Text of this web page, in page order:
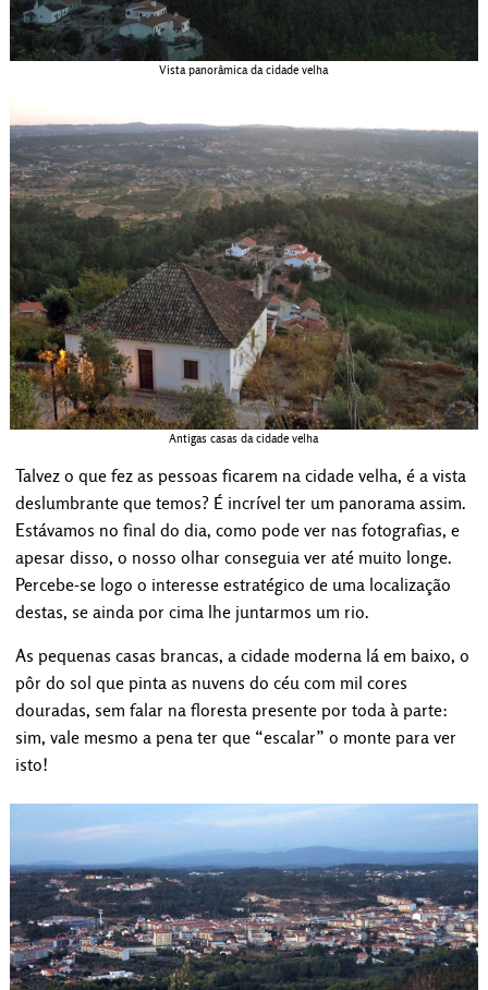
Vista panorâmica da cidade velha
Antigas casas da cidade velha
Talvez o que fez as pessoas ficarem na cidade velha, é a vista
deslumbrante que temos? É incrível ter um panorama assim.
Estávamos no final do dia, como pode ver nas fotografias, e
apesar disso, o nosso olhar conseguia ver até muito longe.
Percebe-se logo o interesse estratégico de uma localização
destas, se ainda por cima lhe juntarmos um rio.
As pequenas casas brancas, a cidade moderna lá em baixo, o
pôr do sol que pinta as nuvens do céu com mil cores
douradas, sem falar na floresta presente por toda à parte:
sim, vale mesmo a pena ter que “escalar” o monte para ver
isto!